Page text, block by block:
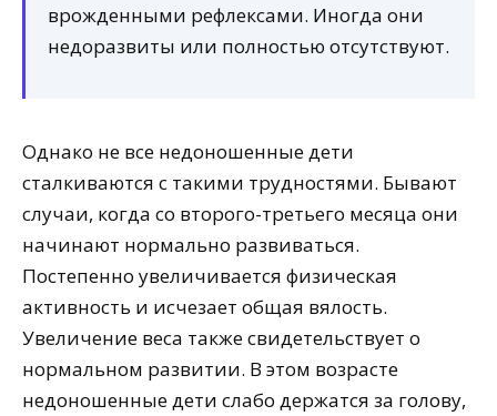
врожденными рефлексами. Иногда они
недоразвиты или полностью отсутствуют.
Однако не все недоношенные дети
сталкиваются с такими трудностями. Бывают
случаи, когда со второго-третьего месяца они
начинают нормально развиваться.
Постепенно увеличивается физическая
активность и исчезает общая вялость.
Увеличение веса также свидетельствует о
нормальном развитии. В этом возрасте
недоношенные дети слабо держатся за голову,